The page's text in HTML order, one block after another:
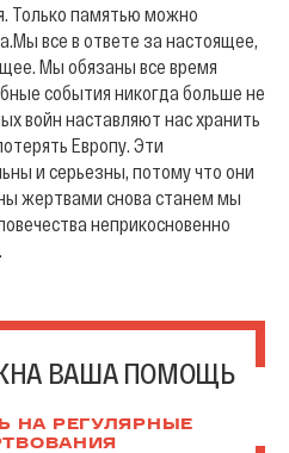
Только памятью можно
Мы все в ответе за настоящее,
Мы обязаны все время
события никогда больше не
войн наставляют нас хранить
Европу. Эти
и серьезны, потому что они
жертвами снова станем мы
неприкосновенно
ВАША ПОМОЩЬ
НА РЕГУЛЯРНЫЕ